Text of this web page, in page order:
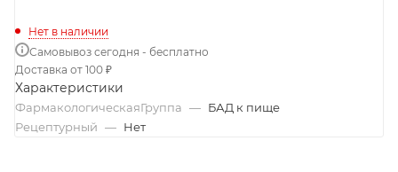
Нет в наличии
Самовывоз сегодня - бесплатно
Доставка от 100 ₽
Характеристики
ФармакологическаяГруппа — БАД к пище
Рецептурный — Нет